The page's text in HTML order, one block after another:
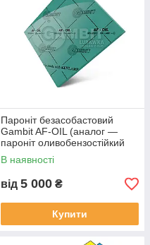
Пароніт безасобастовий
Gambit AF-OIL (аналог —
пароніт оливобензостійкий
МБС)
В наявності
від 5 000 ₴
Купити